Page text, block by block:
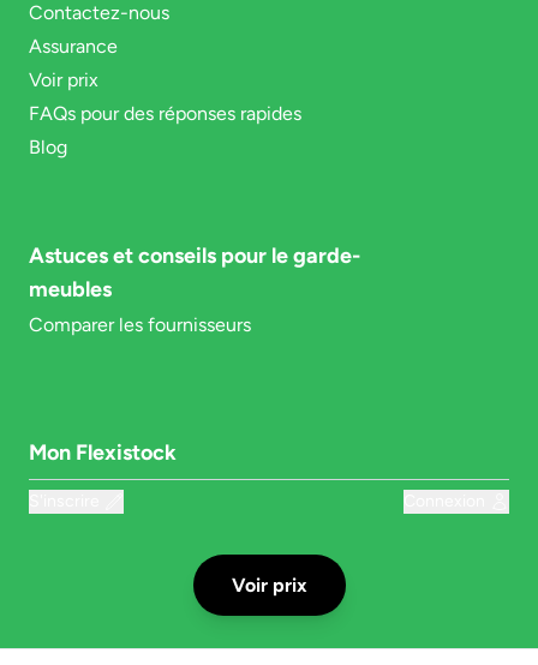
Contactez-nous
Assurance
Voir prix
FAQs pour des réponses rapides
Blog
Astuces et conseils pour le garde-
meubles
Comparer les fournisseurs
Mon Flexistock
Voir prix